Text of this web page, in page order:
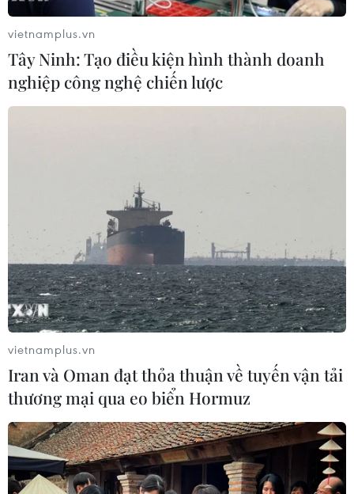
vietnamplus.vn
Tây Ninh: Tạo điều kiện hình thành doanh
nghiệp công nghệ chiến lược
vietnamplus.vn
Iran và Oman đạt thỏa thuận về tuyến vận tải
thương mại qua eo biển Hormuz